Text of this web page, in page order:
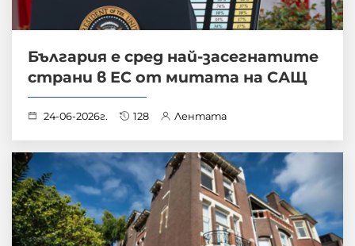
България е сред най-засегнатите
страни в ЕС от митата на САЩ
24-06-2026г. 128 Лентата